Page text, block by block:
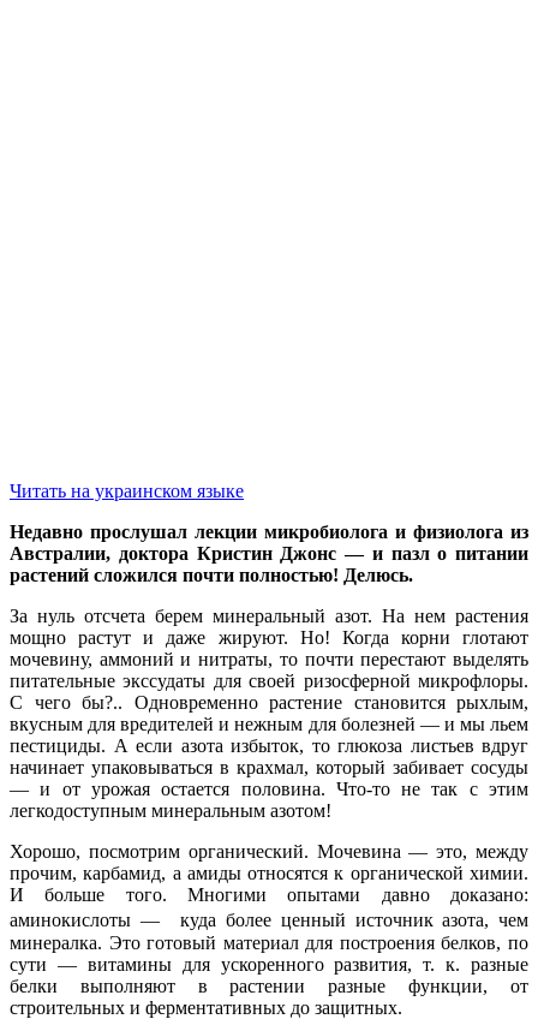
Читать на украинском языке
Недавно прослушал лекции микробиолога и физиолога из
Австралии, доктора Кристин Джонс — и пазл о питании
растений сложился почти полностью! Делюсь.
За нуль отсчета берем минеральный азот. На нем растения
мощно растут и даже жируют. Но! Когда корни глотают
мочевину, аммоний и нитраты, то почти перестают выделять
питательные экссудаты для своей ризосферной микрофлоры.
С чего бы?.. Одновременно растение становится рыхлым,
вкусным для вредителей и нежным для болезней — и мы льем
пестициды. А если азота избыток, то глюкоза листьев вдруг
начинает упаковываться в крахмал, который забивает сосуды
— и от урожая остается половина. Что-то не так с этим
легкодоступным минеральным азотом!
Хорошо, посмотрим органический. Мочевина — это, между
прочим, карбамид, а амиды относятся к органической химии.
И больше того. Многими опытами давно доказано:
аминокислоты — куда более ценный источник азота, чем
минералка. Это готовый материал для построения белков, по
сути — витамины для ускоренного развития, т. к. разные
белки выполняют в растении разные функции, от
строительных и ферментативных до защитных.